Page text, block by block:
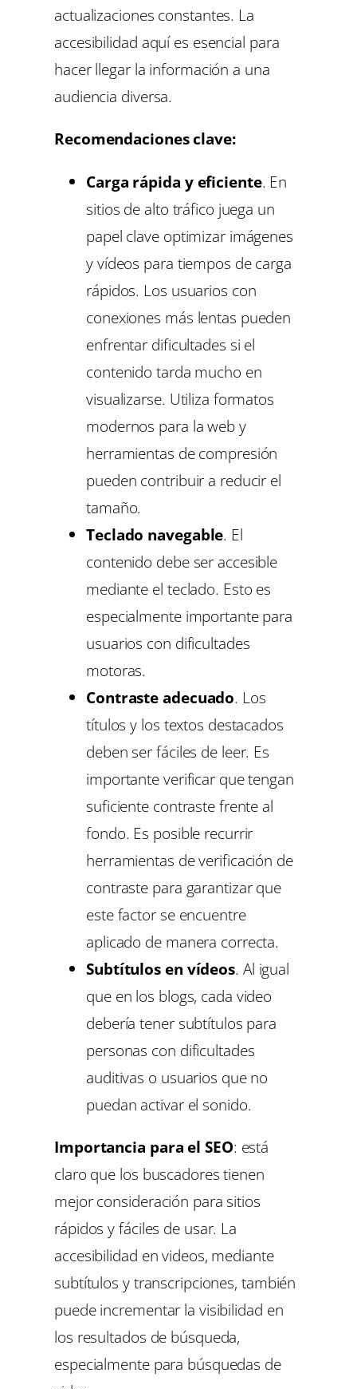
actualizaciones constantes. La
accesibilidad aquí es esencial para
hacer llegar la información a una
audiencia diversa.
Recomendaciones clave:
Carga rápida y eficiente. En
sitios de alto tráfico juega un
papel clave optimizar imágenes
y vídeos para tiempos de carga
rápidos. Los usuarios con
conexiones más lentas pueden
enfrentar dificultades si el
contenido tarda mucho en
visualizarse. Utiliza formatos
modernos para la web y
herramientas de compresión
pueden contribuir a reducir el
tamaño.
Teclado navegable. El
contenido debe ser accesible
mediante el teclado. Esto es
especialmente importante para
usuarios con dificultades
motoras.
Contraste adecuado. Los
títulos y los textos destacados
deben ser fáciles de leer. Es
importante verificar que tengan
suficiente contraste frente al
fondo. Es posible recurrir
herramientas de verificación de
contraste para garantizar que
este factor se encuentre
aplicado de manera correcta.
Subtítulos en vídeos. Al igual
que en los blogs, cada video
debería tener subtítulos para
personas con dificultades
auditivas o usuarios que no
puedan activar el sonido.
Importancia para el SEO: está
claro que los buscadores tienen
mejor consideración para sitios
rápidos y fáciles de usar. La
accesibilidad en videos, mediante
subtítulos y transcripciones, también
puede incrementar la visibilidad en
los resultados de búsqueda,
especialmente para búsquedas de